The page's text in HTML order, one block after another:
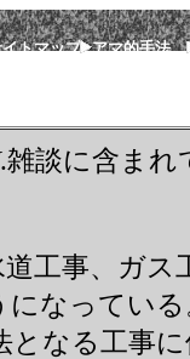
トマップ アマ的手法
談に含まれ
工事、ガ
になってい
なる工事